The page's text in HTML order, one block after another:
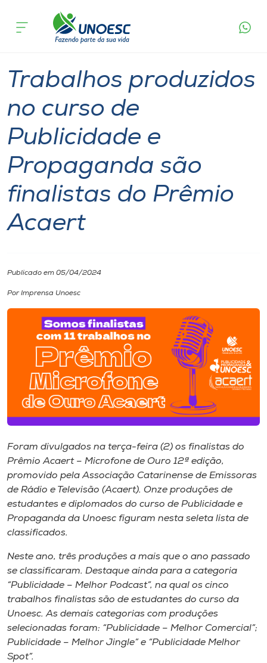
Cursos
Atendimento ao Estudante
Portal de Ensino
Unoesc
I.nova
Diplomados
Cultura
CPA
Editora
Rádio
Unoesc
Store
Selecione
o idioma
acontece
Trabalhos produzidos
no curso de
Publicidade e
Propaganda são
finalistas do Prêmio
Acaert
Publicado em 05/04/2024
Por Imprensa Unoesc
Foram divulgados na terça-feira (2) os finalistas do
Prêmio Acaert – Microfone de Ouro 12ª edição,
promovido pela Associação Catarinense de Emissoras
de Rádio e Televisão (Acaert). Onze produções de
estudantes e diplomados do curso de Publicidade e
Propaganda da Unoesc figuram nesta seleta lista de
classificados.
Neste ano, três produções a mais que o ano passado
se classificaram. Destaque ainda para a categoria
“Publicidade – Melhor Podcast”, na qual os cinco
trabalhos finalistas são de estudantes do curso da
Unoesc. As demais categorias com produções
selecionadas foram: “Publicidade – Melhor Comercial”;
Publicidade – Melhor Jingle” e “Publicidade Melhor
Spot”.